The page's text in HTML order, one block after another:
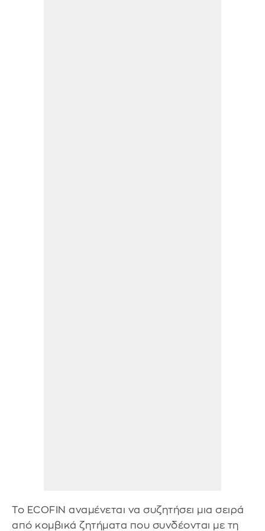
Το ECOFIN αναμένεται να συζητήσει μια σειρά
από κομβικά ζητήματα που συνδέονται με τη